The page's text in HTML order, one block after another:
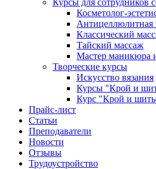
Курсы для сотрудников
Косметолог-
Антицеллюлитная
Классический
Тайский массаж
Мастер маникюра
Творческие курсы
Искусство вязания
Курсы "Крой и
Курс "Крой и
Прайс-лист
Статьи
Преподаватели
Новости
Отзывы
Трудоустройство